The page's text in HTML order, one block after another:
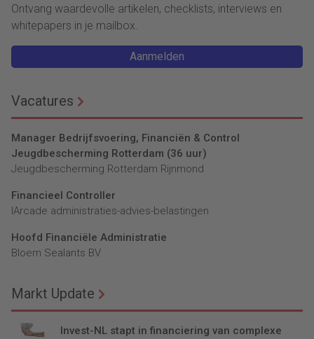
Ontvang waardevolle artikelen, checklists, interviews en
whitepapers in je mailbox.
Aanmelden
Vacatures
Manager Bedrijfsvoering, Financiën & Control
Jeugdbescherming Rotterdam (36 uur)
Jeugdbescherming Rotterdam Rijnmond
Financieel Controller
lArcade administraties-advies-belastingen
Hoofd Financiële Administratie
Bloem Sealants BV
Markt Update
Invest-NL stapt in financiering van complexe